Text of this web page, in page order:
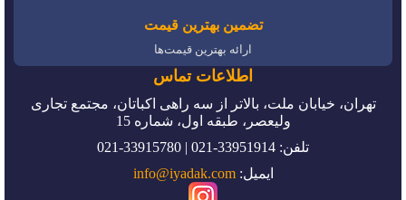
تضمین بهترین قیمت
ارائه بهترین قیمت‌ها
اطلاعات تماس
تهران، خیابان ملت، بالاتر از سه راهی اکباتان، مجتمع تجاری
ولیعصر، طبقه اول، شماره 15
تلفن: 33951914-021 | 33915780-021
ایمیل:info@iyadak.com